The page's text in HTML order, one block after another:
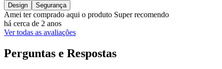
Design Segurança
Amei ter comprado aqui o produto Super recomendo
há cerca de 2 anos
Ver todas as avaliações
Perguntas e Respostas